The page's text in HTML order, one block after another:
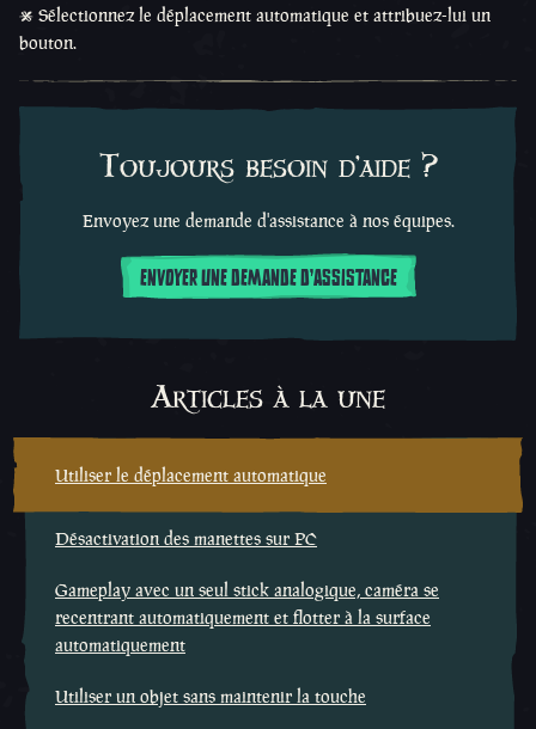
• Sélectionnez le déplacement automatique et attribuez-lui un
bouton.
Toujours besoin d'aide ?
Envoyez une demande d'assistance à nos équipes.
ENVOYER UNE DEMANDE D'ASSISTANCE
Articles à la une
Utiliser le déplacement automatique
Désactivation des manettes sur PC
Gameplay avec un seul stick analogique, caméra se
recentrant automatiquement et flotter à la surface
automatiquement
Utiliser un objet sans maintenir la touche